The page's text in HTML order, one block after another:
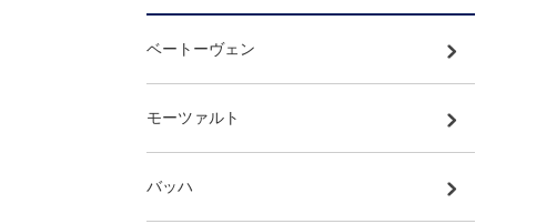
ベートーヴェン
モーツァルト
バッハ